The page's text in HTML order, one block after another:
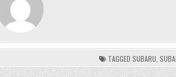
TAGGED SUBARU